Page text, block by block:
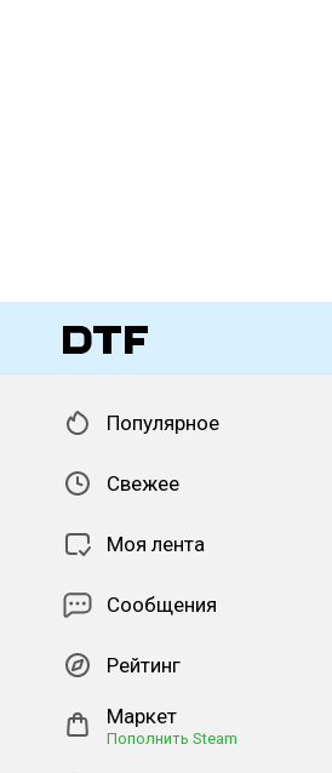
Популярное
Свежее
Моя лента
Сообщения
Рейтинг
Маркет
Пополнить Steam